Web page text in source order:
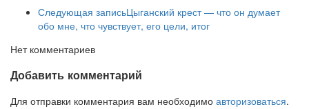
Следующая записьЦыганский крест — что он думает
обо мне, что чувствует, его цели, итог
Нет комментариев
Добавить комментарий
Для отправки комментария вам необходимо авторизоваться.